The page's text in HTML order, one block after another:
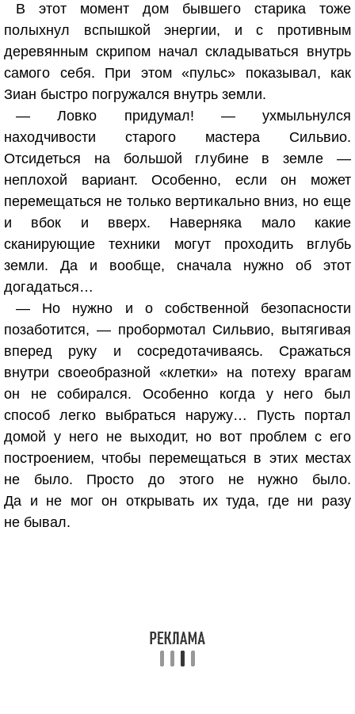
В этот момент дом бывшего старика тоже
полыхнул вспышкой энергии, и с противным
деревянным скрипом начал складываться внутрь
самого себя. При этом «пульс» показывал, как
Зиан быстро погружался внутрь земли.
— Ловко придумал! — ухмыльнулся
находчивости старого мастера Сильвио.
Отсидеться на большой глубине в земле —
неплохой вариант. Особенно, если он может
перемещаться не только вертикально вниз, но еще
и вбок и вверх. Наверняка мало какие
сканирующие техники могут проходить вглубь
земли. Да и вообще, сначала нужно об этот
догадаться…
— Но нужно и о собственной безопасности
позаботится, — пробормотал Сильвио, вытягивая
вперед руку и сосредотачиваясь. Сражаться
внутри своеобразной «клетки» на потеху врагам
он не собирался. Особенно когда у него был
способ легко выбраться наружу… Пусть портал
домой у него не выходит, но вот проблем с его
построением, чтобы перемещаться в этих местах
не было. Просто до этого не нужно было.
Да и не мог он открывать их туда, где ни разу
не бывал.